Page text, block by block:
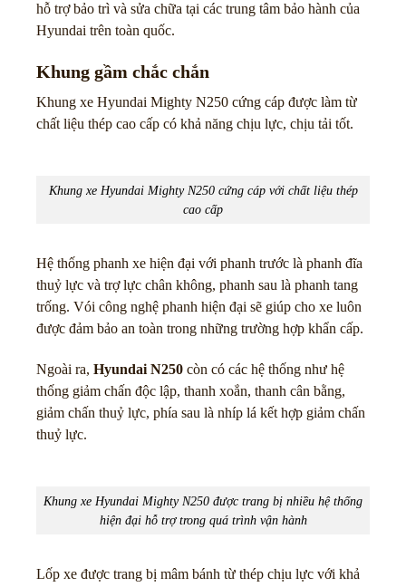
hỗ trợ bảo trì và sửa chữa tại các trung tâm bảo hành của
Hyundai trên toàn quốc.
Khung gầm chắc chắn
Khung xe Hyundai Mighty N250 cứng cáp được làm từ
chất liệu thép cao cấp có khả năng chịu lực, chịu tải tốt.
Khung xe Hyundai Mighty N250 cứng cáp với chất liệu thép
cao cấp
Hệ thống phanh xe hiện đại với phanh trước là phanh đĩa
thuỷ lực và trợ lực chân không, phanh sau là phanh tang
trống. Vói công nghệ phanh hiện đại sẽ giúp cho xe luôn
được đảm bảo an toàn trong những trường hợp khẩn cấp.
Ngoài ra, Hyundai N250 còn có các hệ thống như hệ
thống giảm chấn độc lập, thanh xoắn, thanh cân bằng,
giảm chấn thuỷ lực, phía sau là nhíp lá kết hợp giảm chấn
thuỷ lực.
Khung xe Hyundai Mighty N250 được trang bị nhiều hệ thống
hiện đại hỗ trợ trong quá trình vận hành
Lốp xe được trang bị mâm bánh từ thép chịu lực với khả